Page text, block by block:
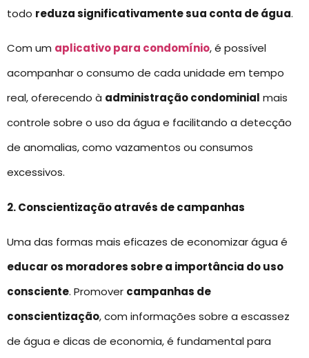
todo reduza significativamente sua conta de água.
Com um aplicativo para condomínio, é possível
acompanhar o consumo de cada unidade em tempo
real, oferecendo à administração condominial mais
controle sobre o uso da água e facilitando a detecção
de anomalias, como vazamentos ou consumos
excessivos.
2. Conscientização através de campanhas
Uma das formas mais eficazes de economizar água é
educar os moradores sobre a importância do uso
consciente. Promover campanhas de
conscientização, com informações sobre a escassez
de água e dicas de economia, é fundamental para